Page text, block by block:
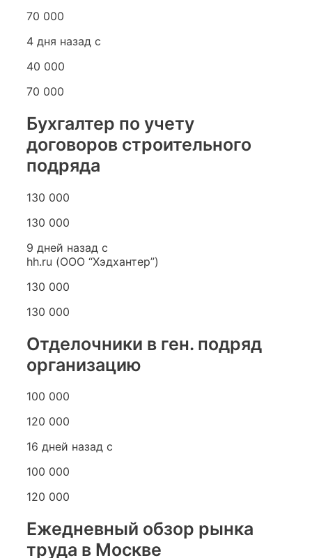
70 000
4 дня назад с
40 000
70 000
Бухгалтер по учету
договоров строительного
подряда
130 000
130 000
9 дней назад с
hh.ru (ООО “Хэдхантер”)
130 000
130 000
Отделочники в ген. подряд
организацию
100 000
120 000
16 дней назад с
100 000
120 000
Ежедневный обзор рынка
труда в Москве